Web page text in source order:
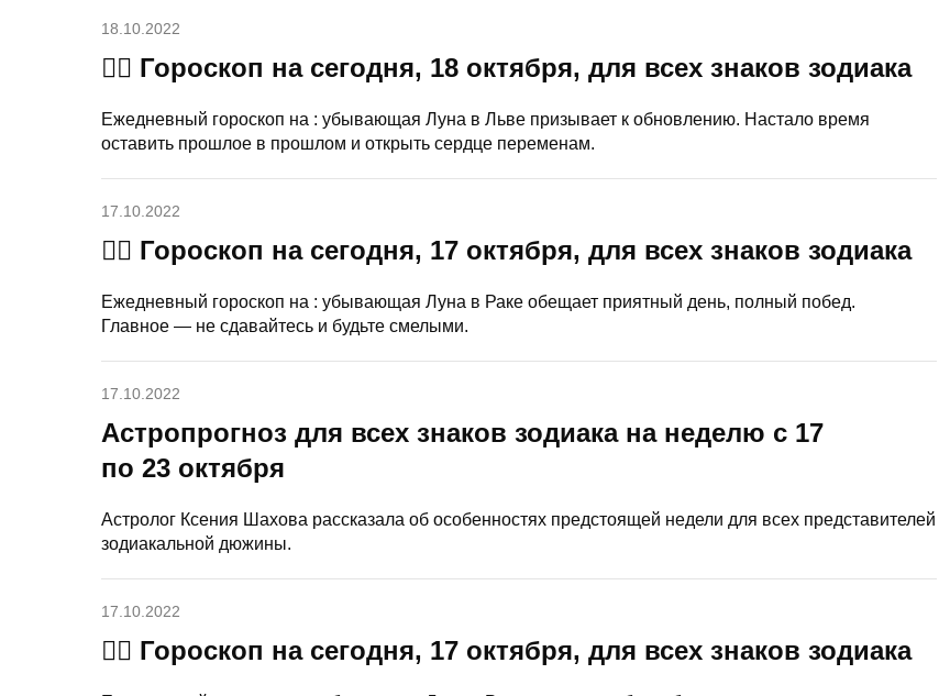
18.10.2022
🧙‍♀ Гороскоп на сегодня, 18 октября, для всех знаков зодиака
Ежедневный гороскоп на : убывающая Луна в Льве призывает к обновлению. Настало время
оставить прошлое в прошлом и открыть сердце переменам.
17.10.2022
🧙‍♀ Гороскоп на сегодня, 17 октября, для всех знаков зодиака
Ежедневный гороскоп на : убывающая Луна в Раке обещает приятный день, полный побед.
Главное — не сдавайтесь и будьте смелыми.
17.10.2022
Астропрогноз для всех знаков зодиака на неделю с 17
по 23 октября
Астролог Ксения Шахова рассказала об особенностях предстоящей недели для всех представителей
зодиакальной дюжины.
17.10.2022
🧙‍♀ Гороскоп на сегодня, 17 октября, для всех знаков зодиака